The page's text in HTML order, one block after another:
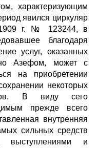
явился циркуляр
г. № 123244, в
благодаря
услуг, оказанных
Азефом, может с
на приобретении
некоторых
В виду сего
прежде всего
внутренняя
сильных средств
выступлениями и